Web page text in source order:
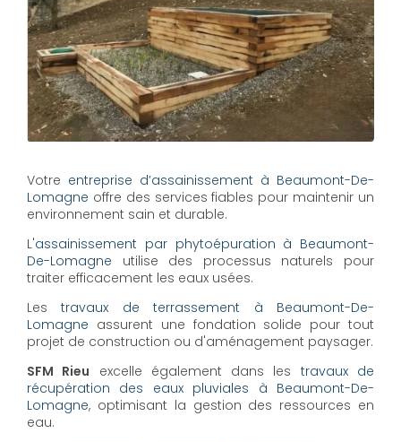
Votre entreprise d’assainissement à Beaumont-De-
Lomagne offre des services fiables pour maintenir un
environnement sain et durable.
L'assainissement par phytoépuration à Beaumont-
De-Lomagne utilise des processus naturels pour
traiter efficacement les eaux usées.
Lestravaux de terrassement à Beaumont-De-
Lomagne assurent une fondation solide pour tout
projet de construction ou d'aménagement paysager.
SFM Rieu excelle également dans les travaux de
récupération des eaux pluviales à Beaumont-De-
Lomagne, optimisant la gestion des ressources en
eau.